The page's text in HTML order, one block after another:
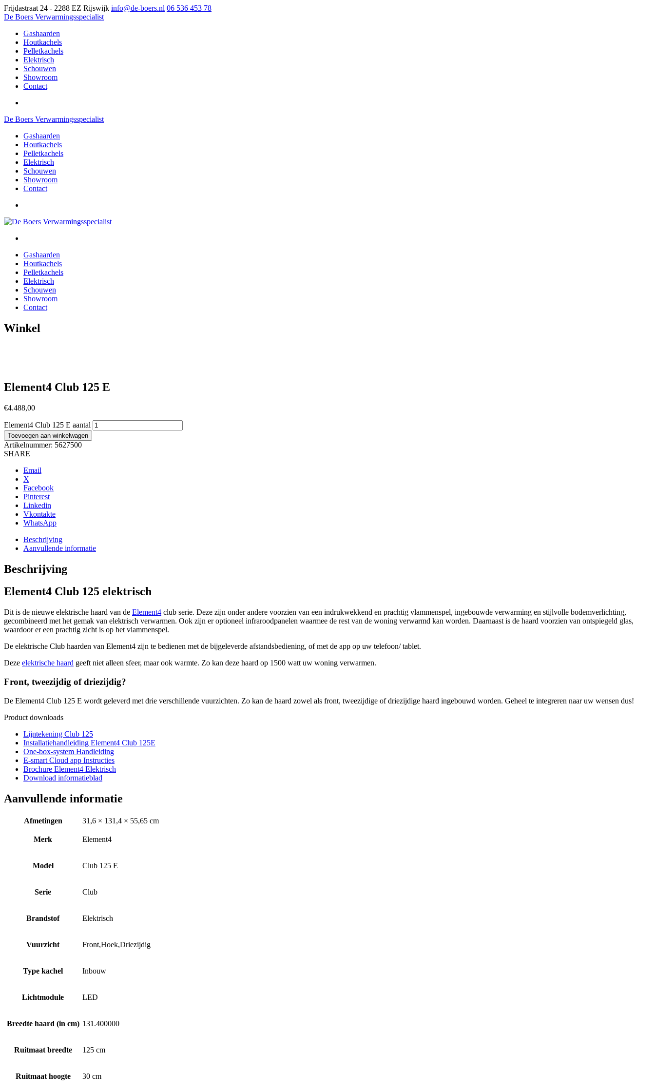
Frijdastraat 24 - 2288 EZ Rijswijk info@de-boers.nl 06 536 453 78
De Boers Verwarmingsspecialist
Gashaarden
Houtkachels
Pelletkachels
Elektrisch
Schouwen
Showroom
Contact
De Boers Verwarmingsspecialist
Gashaarden
Houtkachels
Pelletkachels
Elektrisch
Schouwen
Showroom
Contact
Gashaarden
Houtkachels
Pelletkachels
Elektrisch
Schouwen
Showroom
Contact
Winkel
Element4 Club 125 E
€4.488,00
Element4 Club 125 E aantal
Toevoegen aan winkelwagen
Artikelnummer: 5627500
SHARE
Email
X
Facebook
Pinterest
Linkedin
Vkontakte
WhatsApp
Beschrijving
Aanvullende informatie
Beschrijving
Element4 Club 125 elektrisch
Dit is de nieuwe elektrische haard van de Element4 club serie. Deze zijn onder andere voorzien van een indrukwekkend en prachtig vlammenspel, ingebouwde verwarming en stijlvolle bodemverlichting,
gecombineerd met het gemak van elektrisch verwarmen. Ook zijn er optioneel infraroodpanelen waarmee de rest van de woning verwarmd kan worden. Daarnaast is de haard voorzien van ontspiegeld glas,
waardoor er een prachtig zicht is op het vlammenspel.
De elektrische Club haarden van Element4 zijn te bedienen met de bijgeleverde afstandsbediening, of met de app op uw telefoon/ tablet.
Deze elektrische haard geeft niet alleen sfeer, maar ook warmte. Zo kan deze haard op 1500 watt uw woning verwarmen.
Front, tweezijdig of driezijdig?
De Element4 Club 125 E wordt geleverd met drie verschillende vuurzichten. Zo kan de haard zowel als front, tweezijdige of driezijdige haard ingebouwd worden. Geheel te integreren naar uw wensen dus!
Product downloads
Lijntekening Club 125
Installatiehandleiding Element4 Club 125E
One-box-system Handleiding
E-smart Cloud app Instructies
Brochure Element4 Elektrisch
Download informatieblad
Aanvullende informatie
Afmetingen 31,6 × 131,4 × 55,65 cm
Merk Element4
Model Club 125 E
Serie Club
Brandstof Elektrisch
Vuurzicht Front,Hoek,Driezijdig
Type kachel Inbouw
Lichtmodule LED
Breedte haard (in cm) 131.400000
Ruitmaat breedte 125 cm
Ruitmaat hoogte 30 cm